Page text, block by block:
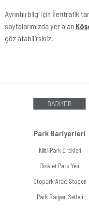
Ayrıntılı bilgi için İleritrafik
sayfalarımızda yer alan
göz atabilirsiniz.
BARİYER
Park Bariyerleri
Kilitli Park Direkleri
Bisiklet Park Yeri
Otopark Araç Stoperi
Park Bariyeri Setleri